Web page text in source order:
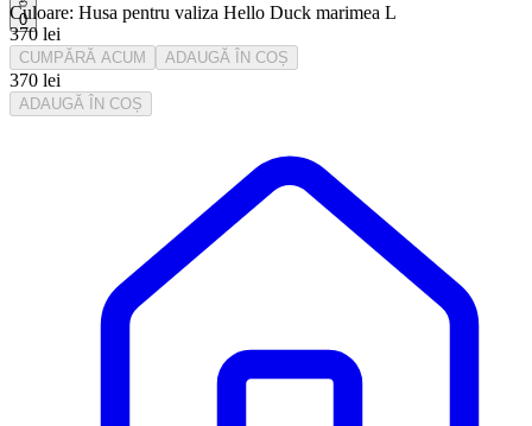
0
Culoare: Husa pentru valiza Hello Duck marimea L
370 lei
CUMPĂRĂ ACUM ADAUGĂ ÎN COȘ
370 lei
ADAUGĂ ÎN COȘ